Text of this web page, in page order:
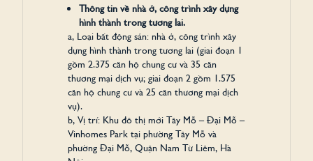
Thông tin về nhà ở, công trình xây dựng
hình thành trong tương lai.
a, Loại bất động sản: nhà ở, công trình xây
dựng hình thành trong tương lai (giai đoạn 1
gồm 2.375 căn hộ chung cư và 35 căn
thương mại dịch vụ; giai đoạn 2 gồm 1.575
căn hộ chung cư và 25 căn thương mại dịch
vụ).
b, Vị trí: Khu đô thị mới Tây Mỗ – Đại Mỗ –
Vinhomes Park tại phường Tây Mỗ và
phường Đại Mỗ, Quận Nam Từ Liêm, Hà